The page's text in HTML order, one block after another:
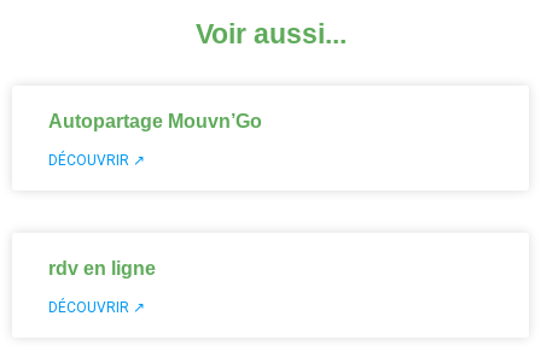
Voir aussi...
Autopartage Mouvn’Go
DÉCOUVRIR ↗
rdv en ligne
DÉCOUVRIR ↗